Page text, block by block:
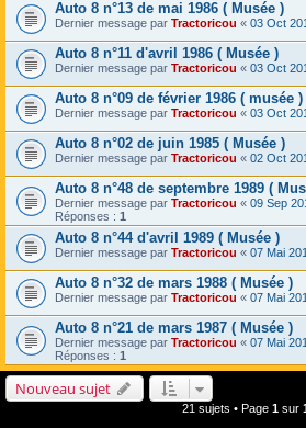
Auto 8 n°13 de mai 1986 ( Musée )
Dernier message par Tractoricou « 03 Oct
Auto 8 n°11 d'avril 1986 ( Musée )
Dernier message par Tractoricou « 03 Oct
Auto 8 n°09 de février 1986 ( musée )
Dernier message par Tractoricou « 03 Oct
Auto 8 n°02 de juin 1985 ( Musée )
Dernier message par Tractoricou « 02 Oct
Auto 8 n°48 de septembre 1989 (
Dernier message par Tractoricou « 09 Sep
Réponses : 1
Auto 8 n°44 d'avril 1989 ( Musée )
Dernier message par Tractoricou « 07 Mai
Auto 8 n°32 de mars 1988 ( Musée )
Dernier message par Tractoricou « 07 Mai
Auto 8 n°21 de mars 1987 ( Musée )
Dernier message par Tractoricou « 07 Mai
Réponses : 1
Nouveau sujet
21 sujets • Page 1 sur